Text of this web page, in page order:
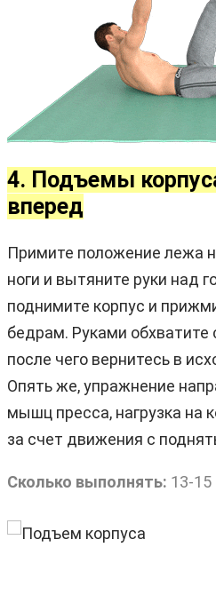
4. Подъемы
вперед
Примите положение лежа
ноги и вытяните руки над
поднимите корпус и
бедрам. Руками обхватите
после чего вернитесь в
Опять же, упражнение
мышц пресса, нагрузка на
за счет движения с
Сколько выполнять: 13-15